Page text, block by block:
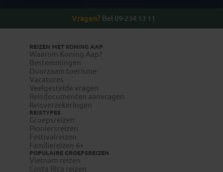
Vragen? Bel 09-234 13 11
REIZEN MET KONING AAP
Waarom Koning Aap?
Bestemmingen
Duurzaam toerisme
Vacatures
Veelgestelde vragen
Reisdocumenten aanvragen
Reisverzekeringen
REISTYPES
Groepsreizen
Pioniersreizen
Festivalreizen
Familiereizen 6+
POPULAIRE GROEPSREIZEN
Vietnam reizen
Costa Rica reizen